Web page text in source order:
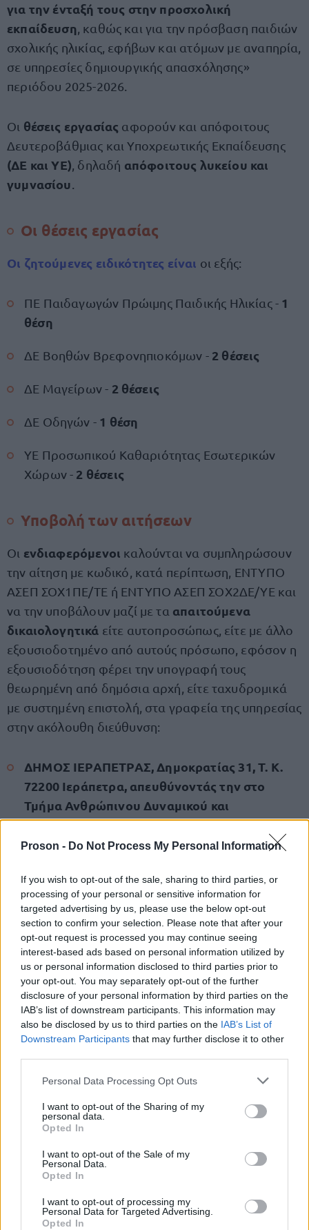
Proson - Do Not Process My Personal Information
If you wish to opt-out of the sale, sharing to third parties, or
processing of your personal or sensitive information for
targeted advertising by us, please use the below opt-out
section to confirm your selection. Please note that after your
opt-out request is processed you may continue seeing
interest-based ads based on personal information utilized by
us or personal information disclosed to third parties prior to
your opt-out. You may separately opt-out of the further
disclosure of your personal information by third parties on the
IAB’s list of downstream participants. This information may
also be disclosed by us to third parties on the IAB’s List of
Downstream Participants that may further disclose it to other
Please note that this website/app uses one or more Google
not limited to your visit or usage behaviour. You may click to
grant or deny consent to Google and its third-party tags to
use your data for below specified purposes in below Google
consent section.
Personal Data Processing Opt Outs
I want to opt-out of the Sharing of my
personal data.
Opted In
I want to opt-out of the Sale of my
Personal Data.
Opted In
I want to opt-out of processing my
Personal Data for Targeted Advertising.
Opted In
για την ένταξή τους στην προσχολική
εκπαίδευση , καθώς και για την πρόσβαση παιδιών
σχολικής ηλικίας, εφήβων και ατόμων με αναπηρία,
σε υπηρεσίες δημιουργικής απασχόλησης»
περιόδου 2025-2026.
Οι θέσεις εργασίας αφορούν και απόφοιτους
Δευτεροβάθμιας και Υποχρεωτικής Εκπαίδευσης
(ΔΕ και ΥΕ) , δηλαδή απόφοιτους λυκείου και
γυμνασίου
Οι θέσεις εργασίας
Οι ζητούμενες ειδικότητες είναι οι εξής:
ΠΕ Παιδαγωγών Πρώιμης Παιδικής Ηλικίας - 1
θέση
ΔΕ Βοηθών Βρεφονηπιοκόμων - 2 θέσεις
ΔΕ Μαγείρων - 2 θέσεις
ΔΕ Οδηγών - 1 θέση
ΥΕ Προσωπικού Καθαριότητας Εσωτερικών
Χώρων - 2 θέσεις
Υποβολή των αιτήσεων
Οι ενδιαφερόμενοι καλούνται να συμπληρώσουν
την αίτηση με κωδικό, κατά περίπτωση, ΕΝΤΥΠΟ
ΑΣΕΠ ΣΟΧ1ΠΕ/ΤΕ ή ΕΝΤΥΠΟ ΑΣΕΠ ΣΟΧ2ΔΕ/ΥΕ και
να την υποβάλουν μαζί με τα απαιτούμενα
δικαιολογητικά είτε αυτοπροσώπως, είτε με άλλο
εξουσιοδοτημένο από αυτούς πρόσωπο, εφόσον η
εξουσιοδότηση φέρει την υπογραφή τους
θεωρημένη από δημόσια αρχή, είτε ταχυδρομικά
με συστημένη επιστολή, στα γραφεία της υπηρεσίας
στην ακόλουθη διεύθυνση:
ΔΗΜΟΣ ΙΕΡΑΠΕΤΡΑΣ, Δημοκρατίας 31, Τ. Κ.
72200 Ιεράπετρα, απευθύνοντάς την στο
Τμήμα Ανθρώπινου Δυναμικού και
Διοικητικής Μέριμνας υπόψη κας Ρ.
Παπατζανάκη και Γ. Μανουσάκη (τηλ.
Η ημερομηνία υποβολής των αιτήσεων αναμένεται
να ανακοινωθεί σύντομα.
Μείνετε συντονισμένοι στο Proson.gr,ώστε να
ενημερώνεστε πρώτοι για όλες τις προσλήψεις
σε δήμους.
Δείτε εδώ την προκήρυξη των θέσεων εργασίας
ΑΣΕΠ: Πιστοποίηση Αγγλικών σε
μόνο 2 ημέρες στα χέρια σας